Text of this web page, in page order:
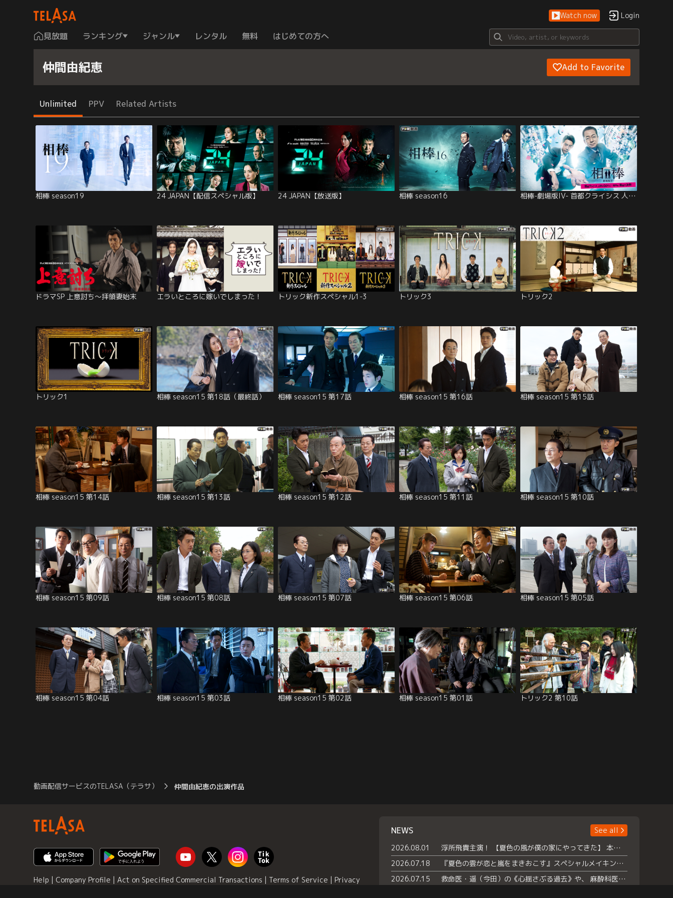
Watch now Login
見放題 ランキング ジャンル レンタル 無料 はじめての方へ
仲間由紀恵 Add to Favorite
Unlimited PPV Related Artists
相棒 season19 24 JAPAN【配信スペシャル版】 24 JAPAN【放送版】 相棒 season16 相棒-劇場版IV- 首都クライシス 人質は50万人！特命係 最後の決断
ドラマSP 上意討ち～拝領妻始末 エラいところに嫁いでしまった！ トリック新作スペシャル1-3 トリック3 トリック2
トリック1 相棒 season15 第18話（最終話） 相棒 season15 第17話 相棒 season15 第16話 相棒 season15 第15話
相棒 season15 第14話 相棒 season15 第13話 相棒 season15 第12話 相棒 season15 第11話 相棒 season15 第10話
相棒 season15 第09話 相棒 season15 第08話 相棒 season15 第07話 相棒 season15 第06話 相棒 season15 第05話
相棒 season15 第04話 相棒 season15 第03話 相棒 season15 第02話 相棒 season15 第01話 トリック2 第10話
動画配信サービスのTELASA（テラサ） 仲間由紀恵の出演作品
NEWS
See all
2026.08.01
浮所飛貴主演！ 【夏色の風が僕の家にやってきた】 本日よりテラサで独占配信スタート！
2026.07.18
『夏色の雲が恋と嵐をまきおこす』スペシャルメイキング 【Part1】2026年７月18日（土）23時30分～配信スタート！話題のシーンの裏側を大公開！豪華キャスト大集合！ 『武宮家 真夏の家族会議』開催！
2026.07.15
救命医・遥（今田）の《心揺さぶる過去》や、 麻酔科医・権野（船越英一郎）の《謎多きプライベート》など… 《知られざるエピソード》を独占配信！
Help | Company Profile | Act on Specified Commercial Transactions | Terms of Service | Privacy